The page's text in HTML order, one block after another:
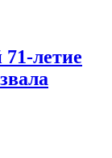
летие